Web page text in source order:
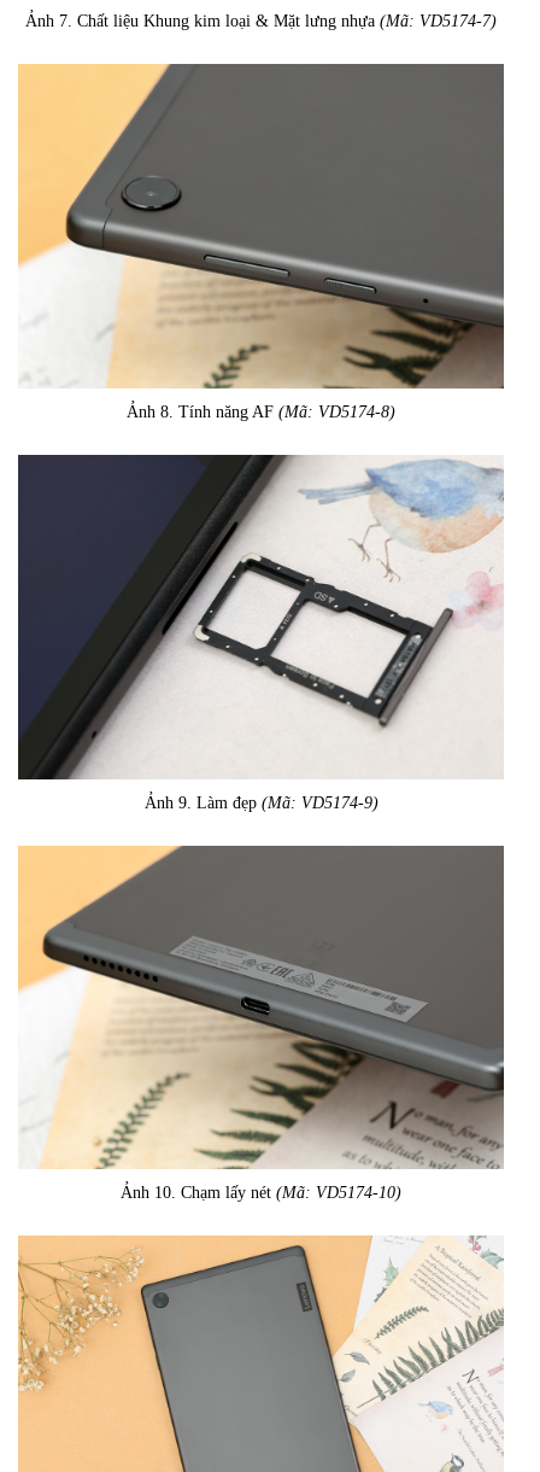
Ảnh 7. Chất liệu Khung kim loại & Mặt lưng nhựa (Mã: VD5174-7)
Ảnh 8. Tính năng AF (Mã: VD5174-8)
Ảnh 9. Làm đẹp (Mã: VD5174-9)
Ảnh 10. Chạm lấy nét (Mã: VD5174-10)